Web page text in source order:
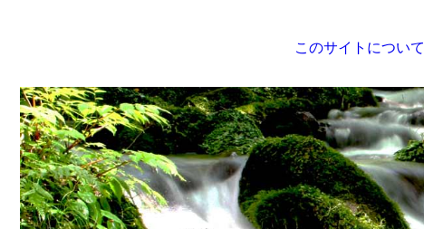
このサイトについて